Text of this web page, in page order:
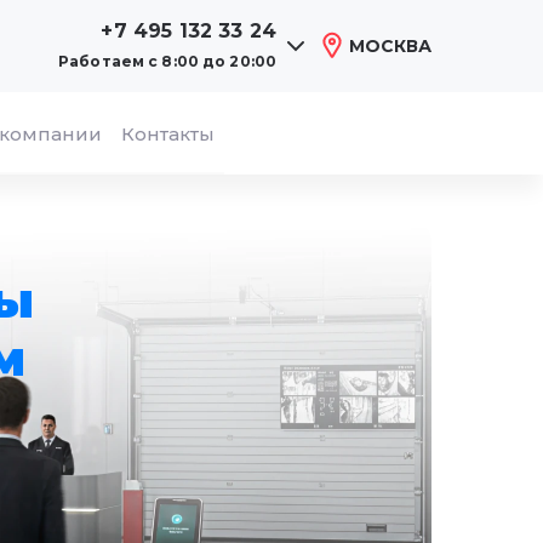
+7 495 132 33 24
Работаем с 8:00 до 20:00
МОСКВА
Контакты